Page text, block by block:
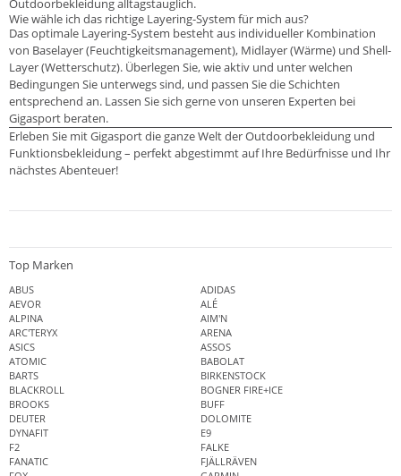
Outdoorbekleidung alltagstauglich.
Wie wähle ich das richtige Layering-System für mich aus?
Das optimale Layering-System besteht aus individueller Kombination
von Baselayer (Feuchtigkeitsmanagement), Midlayer (Wärme) und Shell-
Layer (Wetterschutz). Überlegen Sie, wie aktiv und unter welchen
Bedingungen Sie unterwegs sind, und passen Sie die Schichten
entsprechend an. Lassen Sie sich gerne von unseren Experten bei
Gigasport beraten.
Erleben Sie mit Gigasport die ganze Welt der Outdoorbekleidung und
Funktionsbekleidung – perfekt abgestimmt auf Ihre Bedürfnisse und Ihr
nächstes Abenteuer!
Top Marken
ABUS
ADIDAS
AEVOR
ALÉ
ALPINA
AIM'N
ARC'TERYX
ARENA
ASICS
ASSOS
ATOMIC
BABOLAT
BARTS
BIRKENSTOCK
BLACKROLL
BOGNER FIRE+ICE
BROOKS
BUFF
DEUTER
DOLOMITE
DYNAFIT
E9
F2
FALKE
FANATIC
FJÄLLRÄVEN